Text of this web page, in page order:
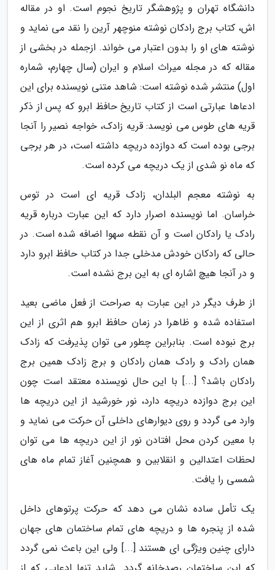
دانشگاه تهران و پژوهشگر تاریخ نجوم است. او در مقاله
اش، کتاب برج رادکان نوشته منوچهر آرین را نقد می نماید و
نوشته های او را بدون اعتبار می خواند. ازجمله در بخشی از
مقاله که در مجله میراث اسلام و ایران (سال چهارم، شماره
اول) منتشر شده نوشته است: شاهد متنی نویسنده برای این
ادعاها عبارتی است از کتاب تاریخ حافظ ابرو که پس از ذکر
قریه های طوس می نویسد: قریه زادک، خواجه نصیر را آنجا
برجی بوده است که دوازده دریچه داشته است، در هر برجی
که ماه نو شدی از یک دریچه می کرده است.
به نوشته معجم البلدان، زادک قریه ای است در توس
خراسان. اما نویسنده اصرار دارد که این عبارت درباره قریه
رادک یا رادکان است و آن نقطه سهوا اضافه شده است. در
حالی که رادکان خودش مدخلی جدا در کتاب حافظ ابرو دارد
و در آنجا هیچ اشاره ای به این برج نشده است.
از طرف دیگر در این عبارت به صراحت از فعل ماضی بعید
استفاده شده و ظاهرا در زمان حافظ ابرو هم اثری از این
برج نبوده است. بنابراین چطور می توان پذیرفت که زادک
همان رادک و رادک همان رادکان و برج زادک همین برج
رادکان باشد؟ [...] با این حال نویسنده معتقد است چون
این برج دوازده دریچه دارد، نور خورشید از این دریچه ها
وارد می گردد و روی دیوارهای داخلی آن حرکت می نماید و
با معین کردن محل افتادن نور از این دریچه ها می توان
لحظات اعتدالین و انقلابین و همچنین آغاز تمام ماه های
شمسی را یافت.
یک تأمل ساده نشان می دهد که حرکت پرتوهای داخل
شده از پنجره ها و دریچه های تمام ساختمان های جهان
دارای چنین ویژگی ای هستند [...] ولی این باعث نمی گردد